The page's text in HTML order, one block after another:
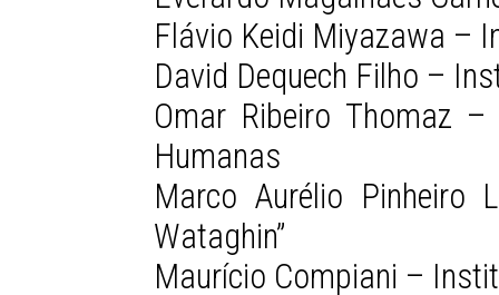
Flávio Keidi Miyazawa –
David Dequech Filho –
Omar Ribeiro Thomaz
Humanas
Marco Aurélio Pinheiro
Wataghin”
Maurício Compiani –